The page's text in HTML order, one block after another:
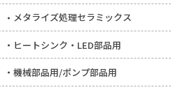
メタライズ処理セラミックス
ヒートシンク・LED部品用
機械部品用/ポンプ部品用